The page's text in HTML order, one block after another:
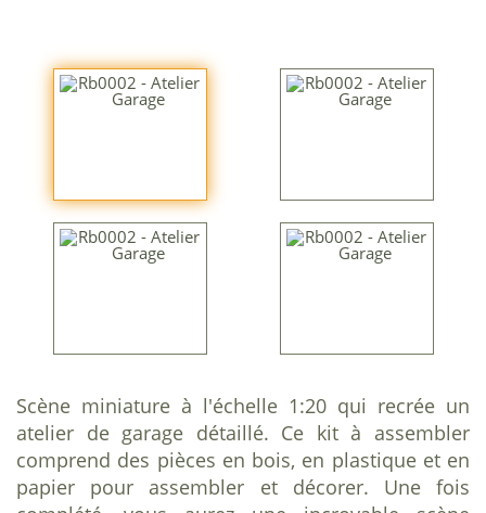
Scène miniature à l'échelle 1:20 qui recrée un
atelier de garage détaillé. Ce kit à assembler
comprend des pièces en bois, en plastique et en
papier pour assembler et décorer. Une fois